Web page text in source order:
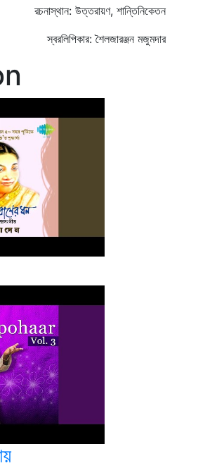
রচনাস্থান: উত্তরায়ণ, শান্তিনিকেতন
স্বরলিপিকার: শৈলজারঞ্জন মজুমদার